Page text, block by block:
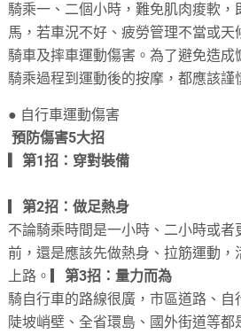
騎乘一、二個小時，難免肌肉痠軟，
馬，若車況不好、疲勞管理不當或
騎車及摔車運動傷害。為了避免造成
騎乘過程到運動後的按摩，都應該謹
● 自行車運動傷害
預防傷害5大招
▎第1招：穿對裝備
▎第2招：做足熱身
不論騎乘時間是一小時、二小時或
前，還是應該先做熱身、拉筋運動，
上路。▎第3招：量力而為
騎自行車的路線很廣，市區道路、自
陡坡峭壁、全省環島、國外街道等